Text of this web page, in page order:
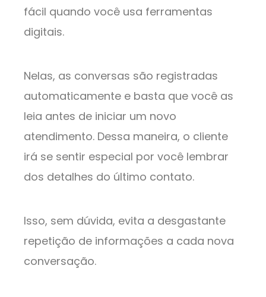
fácil quando você usa ferramentas
digitais.
Nelas, as conversas são registradas
automaticamente e basta que você as
leia antes de iniciar um novo
atendimento. Dessa maneira, o cliente
irá se sentir especial por você lembrar
dos detalhes do último contato.
Isso, sem dúvida, evita a desgastante
repetição de informações a cada nova
conversação.